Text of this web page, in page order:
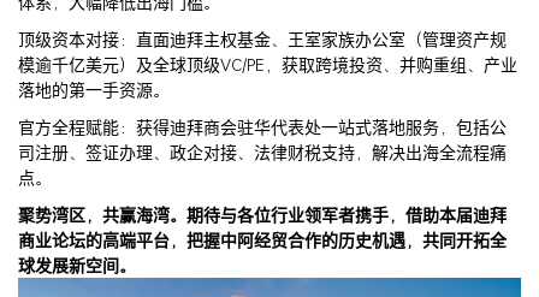
顶级资本对接：直面迪拜主权基金、王室家族办公室（管理资产规
模逾千亿美元）及全球顶级VC/PE，获取跨境投资、并购重组、产业
落地的第一手资源。
官方全程赋能：获得迪拜商会驻华代表处一站式落地服务，包括公
司注册、签证办理、政企对接、法律财税支持，解决出海全流程痛
点。
聚势湾区，共赢海湾。期待与各位行业领军者携手，借助本届迪拜
商业论坛的高端平台，把握中阿经贸合作的历史机遇，共同开拓全
球发展新空间。